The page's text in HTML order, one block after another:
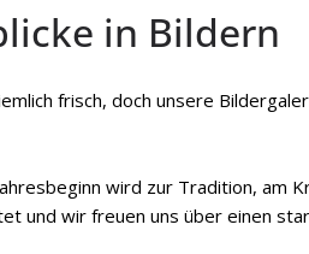
in Bildern
frisch, doch unsere
wird zur Tradition, am
und wir freuen uns über einen